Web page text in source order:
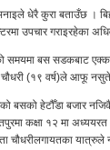
धेरै कुरा बताउँछ ।
उपचार गराइरहेका
समयमा बस सडकबाट
(१९ वर्ष)ले आफू
बसको हेटौँडा बजार
कक्षा १२ मा
चौधरीलगायतका